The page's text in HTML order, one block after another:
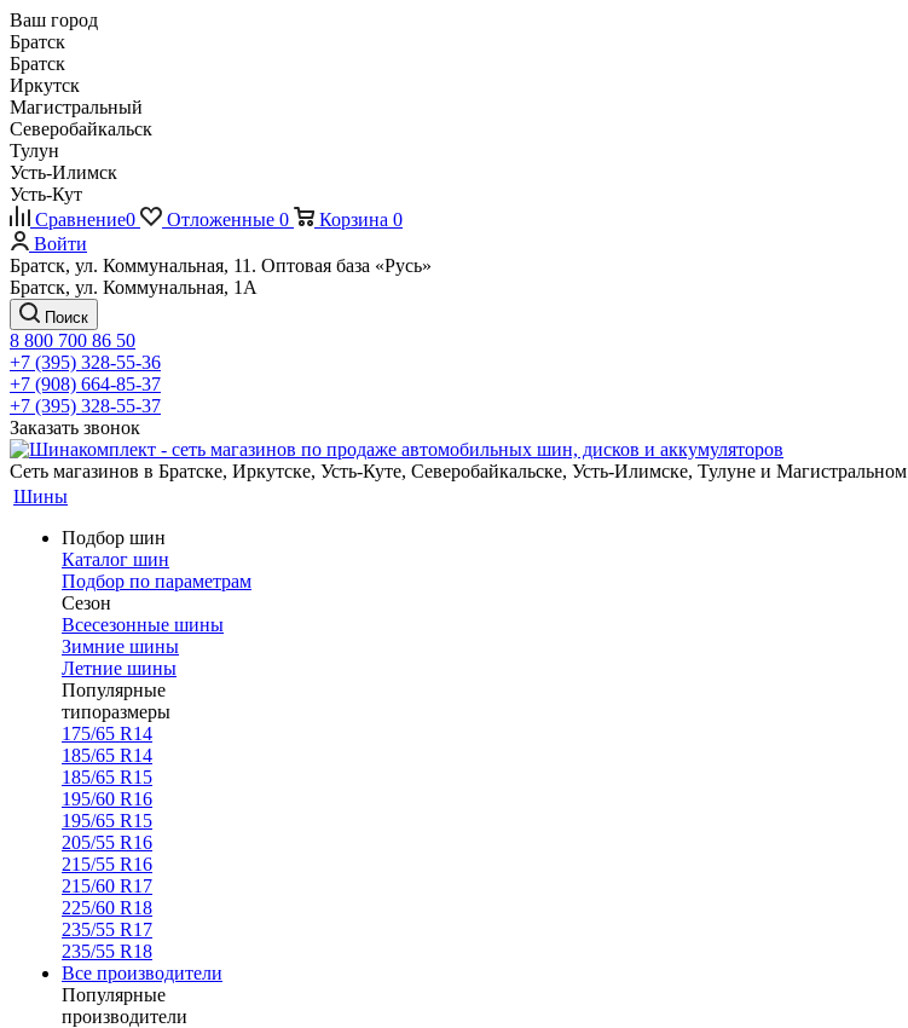
Ваш город
Братск
Братск
Иркутск
Магистральный
Северобайкальск
Тулун
Усть-Илимск
Усть-Кут
Сравнение0 Отложенные 0 Корзина 0
Войти
Братск, ул. Коммунальная, 11. Оптовая база «Русь»
Братск, ул. Коммунальная, 1А
Поиск
8 800 700 86 50
+7 (395) 328-55-36
+7 (908) 664-85-37
+7 (395) 328-55-37
Заказать звонок
Сеть магазинов в Братске, Иркутске, Усть-Куте, Северобайкальске, Усть-Илимске, Тулуне и Магистральном
Шины
Подбор шин
Каталог шин
Подбор по параметрам
Сезон
Всесезонные шины
Зимние шины
Летние шины
Популярные
типоразмеры
175/65 R14
185/65 R14
185/65 R15
195/60 R16
195/65 R15
205/55 R16
215/55 R16
215/60 R17
225/60 R18
235/55 R17
235/55 R18
Все производители
Популярные
производители